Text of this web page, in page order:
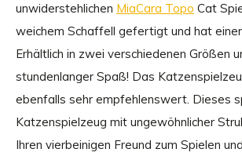
unwiderstehlichen MiaCara Topo Cat
weichem Schaffell gefertigt und hat
Erhältlich in zwei verschiedenen Größen
stundenlanger Spaß! Das
ebenfalls sehr empfehlenswert. Dieses
Katzenspielzeug mit ungewöhnlicher
Ihren vierbeinigen Freund zum Spielen